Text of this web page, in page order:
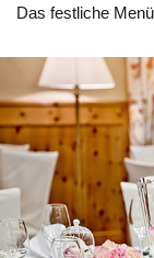
Das festliche